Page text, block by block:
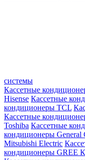
системы
Кассетные
Hisense Кассетные
кондиционеры TCL
Кассетные
Toshiba Кассетные
кондиционеры General
Mitsubishi Electric
кондиционеры GREE